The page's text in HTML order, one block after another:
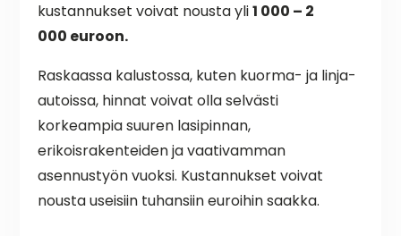
kustannukset voivat nousta yli1 000 – 2
000 euroon.
Raskaassa kalustossa, kuten kuorma- ja linja-
autoissa, hinnat voivat olla selvästi
korkeampia suuren lasipinnan,
erikoisrakenteiden ja vaativamman
asennustyön vuoksi. Kustannukset voivat
nousta useisiin tuhansiin euroihin saakka.